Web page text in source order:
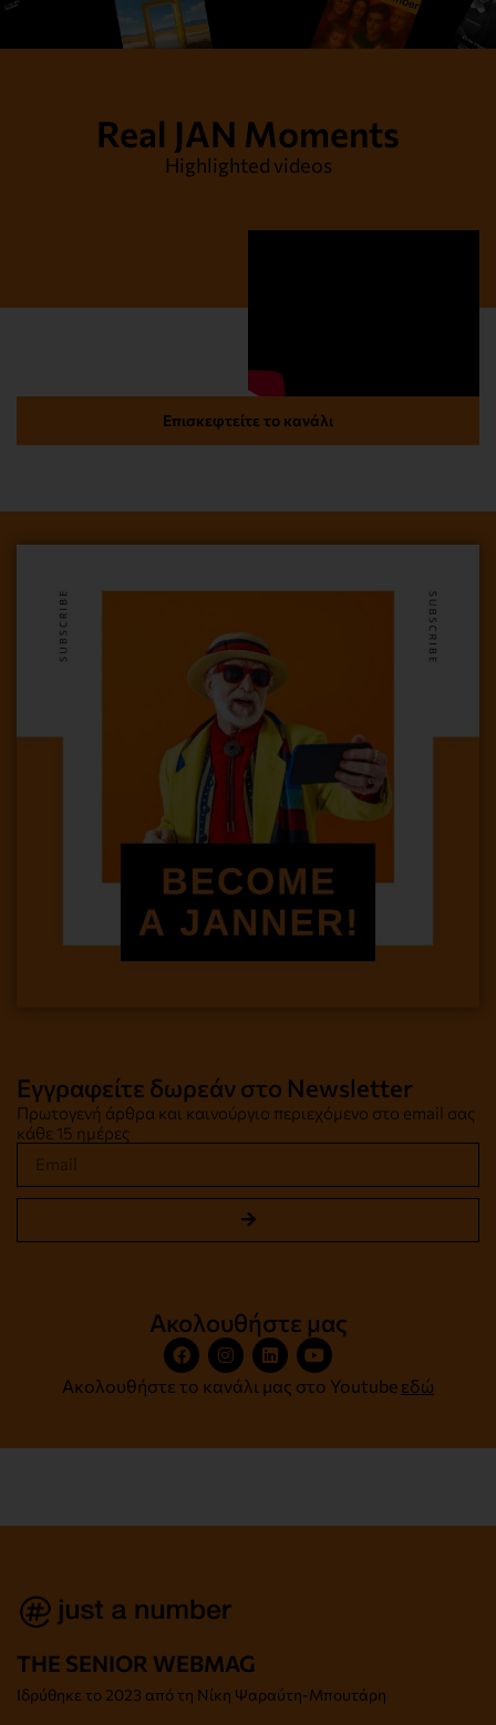
Στον ίσκιο του μεσημεριού
Real JAN Moments
Highlighted videos
Επισκεφτείτε το κανάλι
Εγγραφείτε δωρεάν στο Newsletter
Πρωτογενή άρθρα και καινούργιο περιεχόμενο στο email σας
κάθε 15 ημέρες
Ακολουθήστε μας
Ακολουθήστε το κανάλι μας στο Youtube εδώ
THE SENIOR WEBMAG
Iδρύθηκε το 2023 από τη Νίκη Ψαραύτη-Μπουτάρη